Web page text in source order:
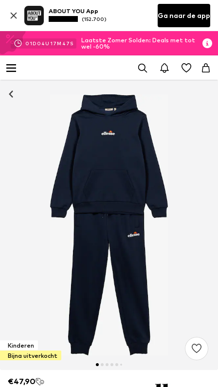
ABOUT YOU App
(152.700) Ga naar de app
01D 04U 17M 46 S
Laatste Zomer Solden: Deals met tot
wel -60%
Kinderen
Bijna uitverkocht
€47,90
€47,90